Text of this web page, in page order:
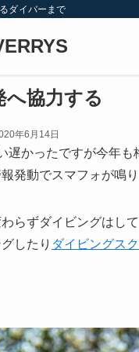
ダイバーまで
へ協力する
年6月14日
遅かったですが今年
発動でスマフォが鳴
らずダイビングはし
したり ダイビングス